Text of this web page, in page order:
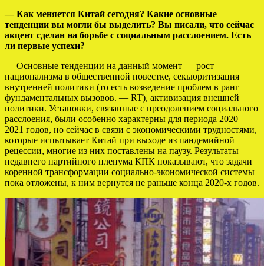
— Как меняется Китай сегодня? Какие основные
тенденции вы могли бы выделить? Вы писали, что сейчас
акцент сделан на борьбе с социальным расслоением. Есть
ли первые успехи?
— Основные тенденции на данный момент — рост
национализма в общественной повестке, секьюритизация
внутренней политики (то есть возведение проблем в ранг
фундаментальных вызовов. — RT), активизация внешней
политики. Установки, связанные с преодолением социального
расслоения, были особенно характерны для периода 2020—
2021 годов, но сейчас в связи с экономическими трудностями,
которые испытывает Китай при выходе из пандемийной
рецессии, многие из них поставлены на паузу. Результаты
недавнего партийного пленума КПК показывают, что задачи
коренной трансформации социально-экономической системы
пока отложены, к ним вернутся не раньше конца 2020-х годов.